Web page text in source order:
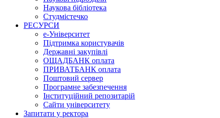
Наукова бібліотека
Студмістечко
РЕСУРСИ
е-Університет
Підтримка користувачів
Державні закупівлі
ОЩАДБАНК оплата
ПРИВАТБАНК оплата
Поштовий сервер
Програмне забезпечення
Інституційний репозитарій
Сайти університету
Запитати у ректора